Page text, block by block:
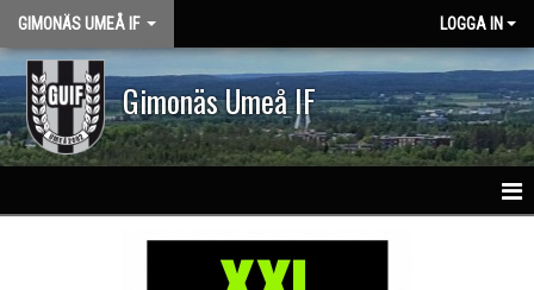
GIMONÄS UMEÅ IF LOGGA IN
Gimonäs Umeå IF